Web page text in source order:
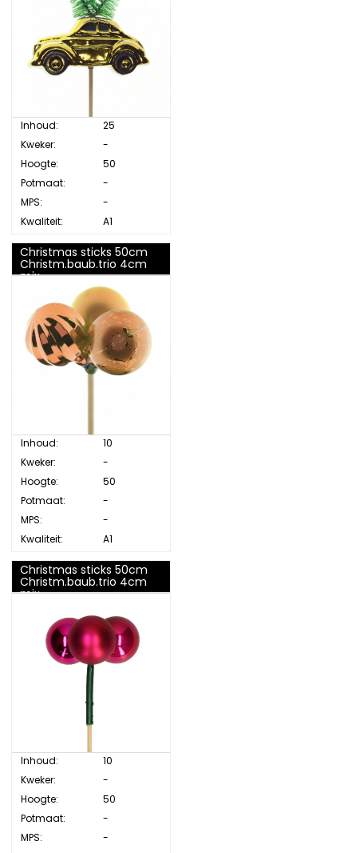
Inhoud:
25
Kweker:
-
Hoogte:
50
Potmaat:
-
MPS:
-
Kwaliteit:
A1
Christmas sticks 50cm
Christm.baub.trio 4cm
mix
Inhoud:
10
Kweker:
-
Hoogte:
50
Potmaat:
-
MPS:
-
Kwaliteit:
A1
Christmas sticks 50cm
Christm.baub.trio 4cm
mix
Inhoud:
10
Kweker:
-
Hoogte:
50
Potmaat:
-
MPS:
-